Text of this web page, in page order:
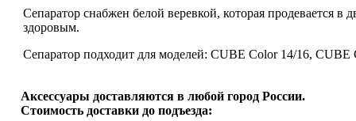
Сепаратор снабжен белой веревкой, которая продевается
здоровым.
Сепаратор подходит для моделей: CUBE Color 14/16,
Аксессуары доставляются в любой город России.
Стоимость доставки до подъезда: